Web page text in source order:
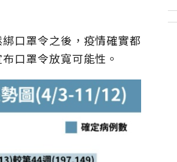
口罩令之後，疫情確實都
口罩令放寬可能性。